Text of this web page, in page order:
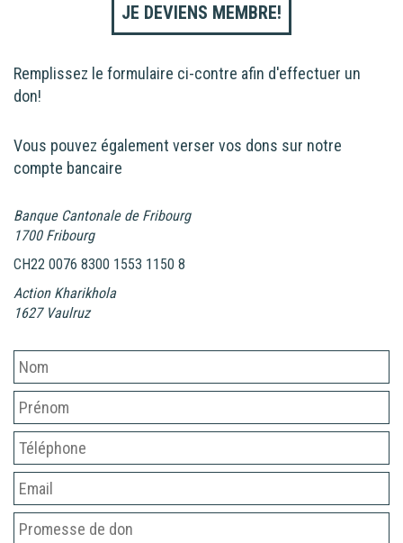
JE DEVIENS MEMBRE!
Remplissez le formulaire ci-contre afin d'effectuer un
don!
Vous pouvez également verser vos dons sur notre
compte bancaire
Banque Cantonale de Fribourg
1700 Fribourg
CH22 0076 8300 1553 1150 8
Action Kharikhola
1627 Vaulruz